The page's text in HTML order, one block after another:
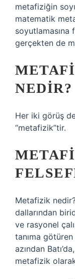
metafiziğin
matematik
gerçekten de
NEDIR?
Her iki görüş
“metafizik”tir.
Metafizik
dallarından
ve rasyonel
tanıma
azından
metafizik olarak